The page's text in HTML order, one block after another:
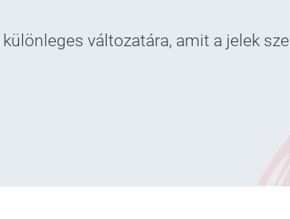
változatára, amit a jelek